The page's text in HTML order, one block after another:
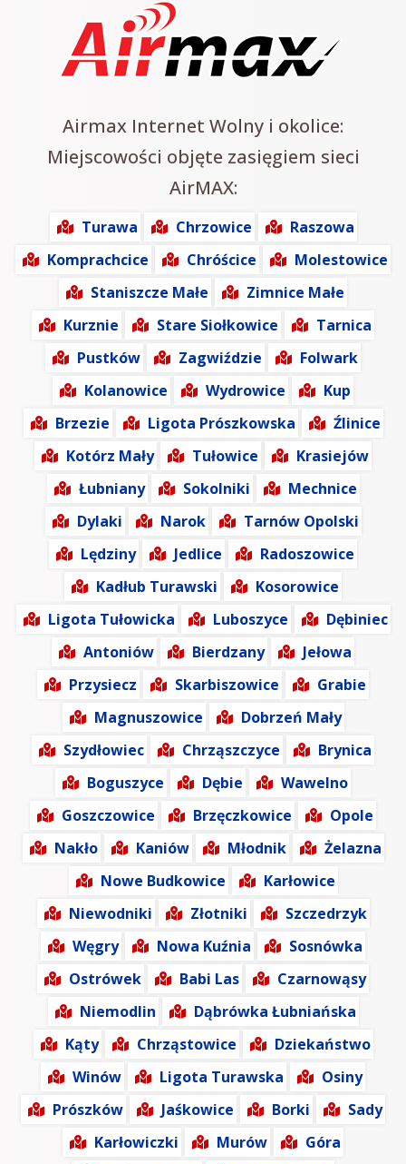
Airmax Internet Wolny i okolice:
Miejscowości objęte zasięgiem sieci
AirMAX:
Turawa Chrzowice
Raszowa
Komprachcice
Chróścice
Molestowice
Staniszcze Małe
Zimnice Małe
Kurznie
Stare Siołkowice
Tarnica
Pustków
Zagwiździe
Folwark
Kolanowice
Wydrowice
Kup
Brzezie
Ligota Prószkowska
Źlinice
Kotórz Mały
Tułowice
Krasiejów
Łubniany
Sokolniki
Mechnice
Dylaki
Narok
Tarnów Opolski
Lędziny
Jedlice
Radoszowice
Kadłub Turawski
Kosorowice
Ligota Tułowicka
Luboszyce
Dębiniec
Antoniów
Bierdzany
Jełowa
Przysiecz
Skarbiszowice
Grabie
Magnuszowice
Dobrzeń Mały
Szydłowiec
Chrząszczyce
Brynica
Boguszyce
Dębie
Wawelno
Goszczowice
Brzęczkowice
Opole
Nakło
Kaniów Młodnik
Żelazna
Nowe Budkowice
Karłowice
Niewodniki
Złotniki
Szczedrzyk
Węgry
Nowa Kuźnia
Sosnówka
Ostrówek
Babi Las
Czarnowąsy
Niemodlin
Dąbrówka Łubniańska
Kąty
Chrząstowice
Dziekaństwo
Winów
Ligota Turawska
Osiny
Prószków
Jaśkowice Borki
Sady
Karłowiczki
Murów
Góra